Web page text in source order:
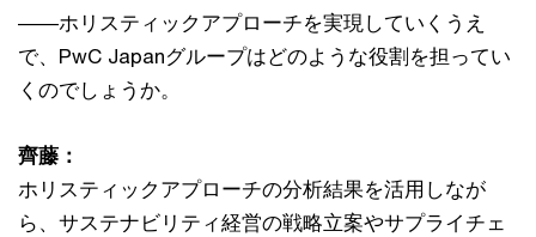
――ホリスティックアプローチを実現していくうえ
で、PwC Japanグループはどのような役割を担ってい
くのでしょうか。
齊藤：
ホリスティックアプローチの分析結果を活用しなが
ら、サステナビリティ経営の戦略立案やサプライチェ